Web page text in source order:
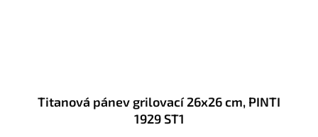
Titanová pánev grilovací 26x26 cm, PINTI
1929 ST1